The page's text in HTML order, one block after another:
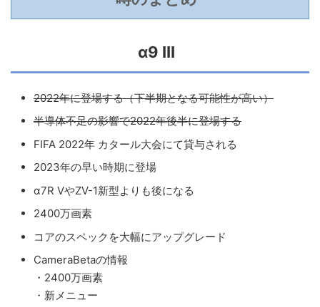
α9 III
2022年に登場する（下半期となる可能性が高い）
半導体不足の影響で2022年後半に登場する
FIFA 2022年 カタール大会にて貸与される
2023年の早い時期に登場
α7R VやZV-1新型よりも後になる
2400万画素
コアのスペックを大幅にアップグレード
CameraBetaの情報
・2400万画素
・新メニュー